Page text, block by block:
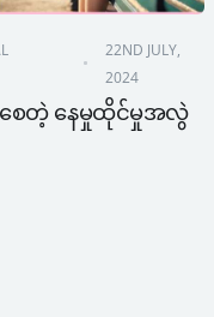
22ND JULY,
2024
စေတဲ့ နေမှုထိုင်မှုအလွဲ